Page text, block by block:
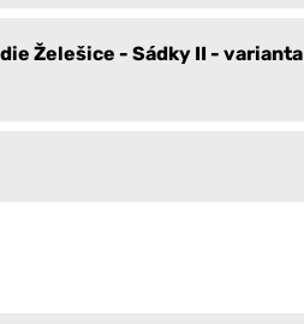
Želešice - Sádky II - varianta